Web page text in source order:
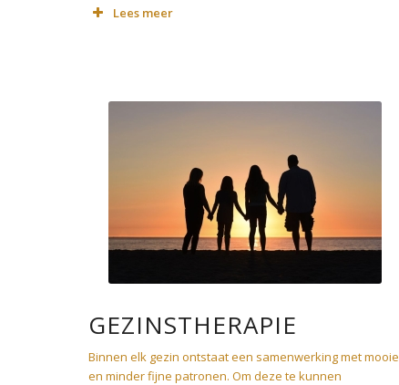
Lees meer
GEZINSTHERAPIE
Binnen elk gezin ontstaat een samenwerking met mooie
en minder fijne patronen. Om deze te kunnen